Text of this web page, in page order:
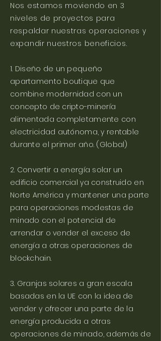
Nos estamos moviendo en 3
niveles de proyectos para
respaldar nuestras operaciones y
expandir nuestros beneficios.
1. Diseño de un pequeño
apartamento boutique que
combine modernidad con un
concepto de cripto-minería
alimentada completamente con
electricidad autónoma, y rentable
durante el primer año. (Global)
2. Convertir a energía solar un
edificio comercial ya construido en
Norte América y mantener una parte
para operaciones modestas de
minado con el potencial de
arrendar o vender el exceso de
energía a otras operaciones de
blockchain.
3. Granjas solares a gran escala
basadas en la UE con la idea de
vender y ofrecer una parte de la
energía producida a otras
operaciones de minado, además de